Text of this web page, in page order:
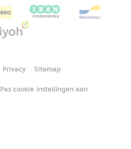
Privacy Sitemap
Pas cookie instellingen aan